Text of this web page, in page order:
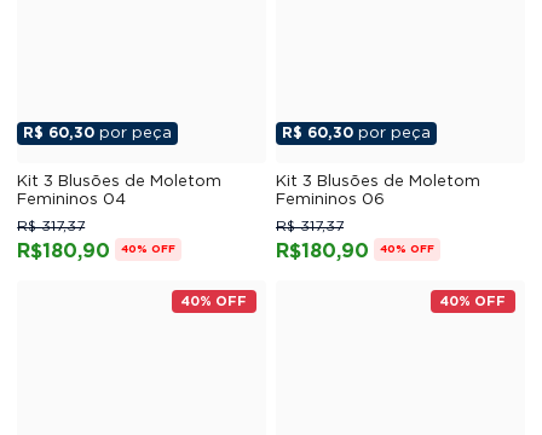
R$ 60,30 por peça
Kit 3 Blusões de Moletom
Femininos 04
R$180,90
R$ 317,37
40% OFF
R$ 60,30 por peça
Kit 3 Blusões de Moletom
Femininos 06
R$180,90
R$ 317,37
40% OFF
40% OFF 40% OFF